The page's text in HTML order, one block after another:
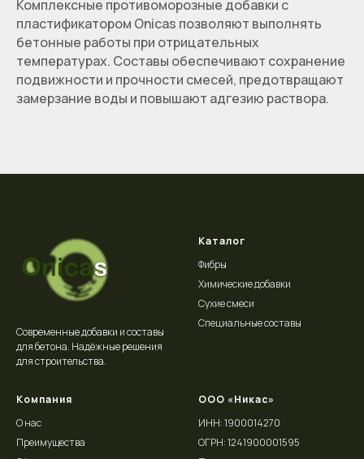
Комплексные противоморозные добавки с
пластификатором Onicas позволяют выполнять
бетонные работы при отрицательных
температурах. Составы обеспечивают сохранение
подвижности и прочности смесей, предотвращают
замерзание воды и повышают адгезию раствора.
Современные добавки и составы
для бетона. Надёжные решения
для строительства.
Каталог
Фибры
Химические добавки
Сухие смеси
Специальные составы
Компания
О нас
Преимущества
ООО «Никас»
ИНН: 1900014270
ОГРН: 1241900001595